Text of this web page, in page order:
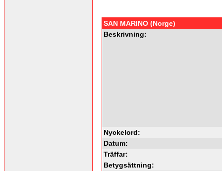
SAN MARINO (Norge)
Beskrivning:
Nyckelord:
Datum:
Träffar:
Betygsättning: